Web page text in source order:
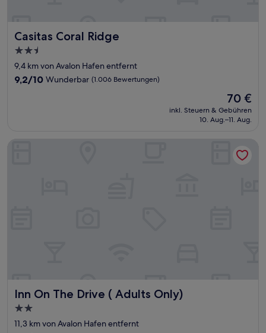
Casitas Coral Ridge
Casitas Coral Ridge
2.5-
Sterne-
Unterkunft
9,4 km von Avalon Hafen entfernt
9.2
9,2/10 Wunderbar (1.006 Bewertungen)
Der
Preis
beträgt
70 €
inkl. Steuern & Gebühren
10. Aug.–11. Aug.
Inn On The Drive ( Adults Only)
Inn On The Drive ( Adults Only)
2.0-
Sterne-
11,3 km von Avalon Hafen entfernt
Inn On The Drive ( Adults Only)